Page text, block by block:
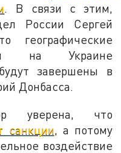
. В связи с этим,
России Сергей
географические
на Украине
завершены в
Донбасса.
уверена, что
санкции, а потому
воздействие